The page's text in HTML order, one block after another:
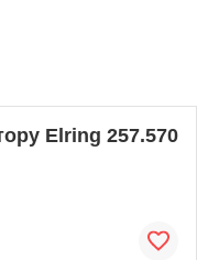
Elring 257.570